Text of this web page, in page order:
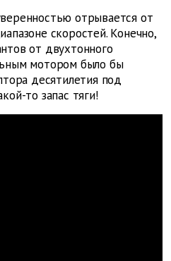
отрывается от
скоростей. Конечно,
от двухтонного
мотором было бы
десятилетия под
то запас тяги!